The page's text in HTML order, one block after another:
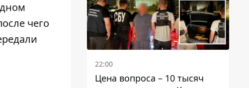
чего
22:00
Цена вопроса – 10 тысяч